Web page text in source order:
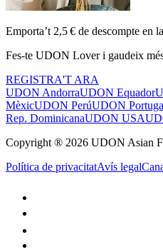
Emporta’t 2,5 € de descompte en
Fes-te UDON Lover i gaudeix
REGISTRA'T ARA
UDON AndorraUDON Equador
MèxicUDON PerúUDON
Rep. DominicanaUDON USA
Copyright ® 2026 UDON Asian
Política de privacitatAvís legal